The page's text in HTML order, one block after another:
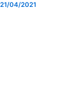
21/04/2021